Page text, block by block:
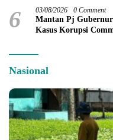
6 03/08/2026 0 Comment
Mantan Pj Gubernur
Kasus Korupsi
Nasional